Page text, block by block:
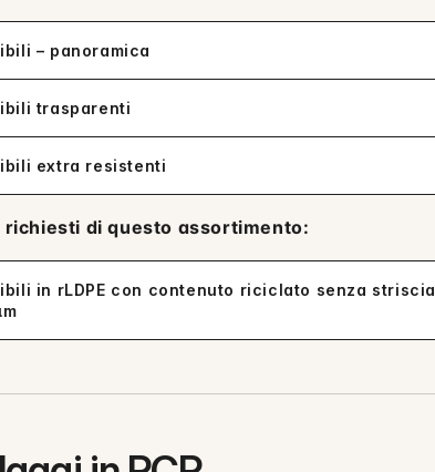
– panoramica
trasparenti
extra resistenti
di questo assortimento:
in rLDPE con contenuto riciclato senza striscia